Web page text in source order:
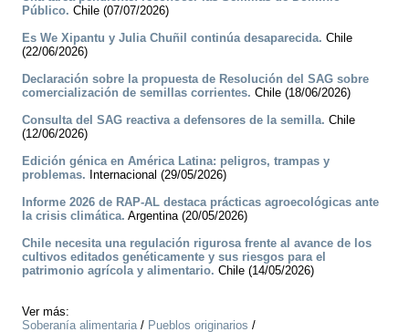
Público. Chile (07/07/2026)
Es We Xipantu y Julia Chuñil continúa desaparecida. Chile
(22/06/2026)
Declaración sobre la propuesta de Resolución del SAG sobre
comercialización de semillas corrientes. Chile (18/06/2026)
Consulta del SAG reactiva a defensores de la semilla. Chile
(12/06/2026)
Edición génica en América Latina: peligros, trampas y
problemas. Internacional (29/05/2026)
Informe 2026 de RAP-AL destaca prácticas agroecológicas ante
la crisis climática. Argentina (20/05/2026)
Chile necesita una regulación rigurosa frente al avance de los
cultivos editados genéticamente y sus riesgos para el
patrimonio agrícola y alimentario. Chile (14/05/2026)
Ver más:
Soberanía alimentaria/ Pueblos originarios /